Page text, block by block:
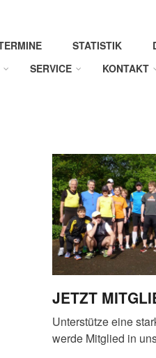
STATISTIK
SERVICE KONTAKT
JETZT
Unterstütze eine
werde Mitglied in